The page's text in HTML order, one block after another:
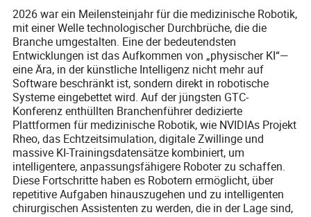
2026 war ein Meilensteinjahr für die medizinische Robotik,
mit einer Welle technologischer Durchbrüche, die die
Branche umgestalten. Eine der bedeutendsten
Entwicklungen ist das Aufkommen von „physischer KI“—
eine Ära, in der künstliche Intelligenz nicht mehr auf
Software beschränkt ist, sondern direkt in robotische
Systeme eingebettet wird. Auf der jüngsten GTC-
Konferenz enthüllten Branchenführer dedizierte
Plattformen für medizinische Robotik, wie NVIDIAs Projekt
Rheo, das Echtzeitsimulation, digitale Zwillinge und
massive KI-Trainingsdatensätze kombiniert, um
intelligentere, anpassungsfähigere Roboter zu schaffen.
Diese Fortschritte haben es Robotern ermöglicht, über
repetitive Aufgaben hinauszugehen und zu intelligenten
chirurgischen Assistenten zu werden, die in der Lage sind,